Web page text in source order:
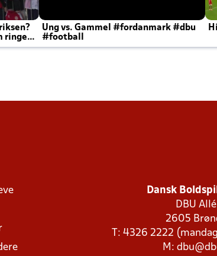
ringer
Ung vs. Gammel #fordanmark #dbu
#football
Dansk
DBU Allé
2605
T: 4326 2222
M: